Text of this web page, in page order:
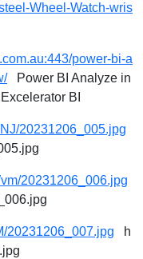
Wheel-Watch-wris
power-bi-a
Power BI Analyze in
BI
20231206_005.jpg
20231206_006.jpg
20231206_007.jpg h